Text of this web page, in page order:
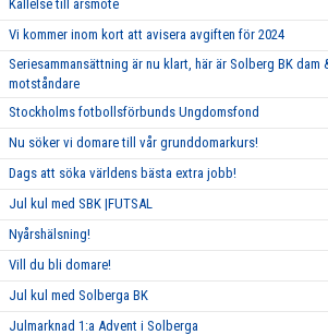
Kallelse till årsmöte
Vi kommer inom kort att avisera avgiften för 2024
Seriesammansättning är nu klart, här är Solberg BK dam
motståndare
Stockholms fotbollsförbunds Ungdomsfond
Nu söker vi domare till vår grunddomarkurs!
Dags att söka världens bästa extra jobb!
Jul kul med SBK |FUTSAL
Nyårshälsning!
Vill du bli domare!
Jul kul med Solberga BK
Julmarknad 1:a Advent i Solberga